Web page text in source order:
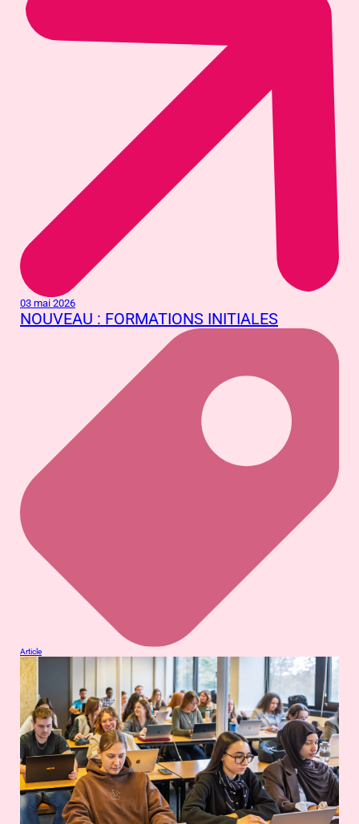
03 mai 2026
NOUVEAU : FORMATIONS INITIALES
Article